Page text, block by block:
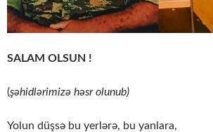
SALAM OLSUN !
(şəhidlərimizə həsr olunub)
Yolun düşsə bu yerlərə, bu yanlara,